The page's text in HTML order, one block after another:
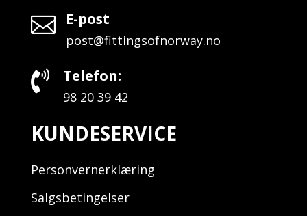
 E-post
post@fittingsofnorway.no
 Telefon:
98 20 39 42
KUNDESERVICE
Personvernerklæring
Salgsbetingelser